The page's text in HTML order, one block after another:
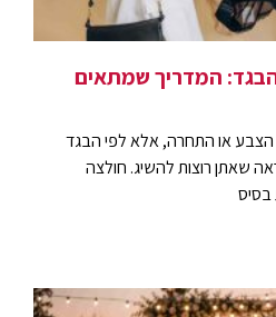
הבגד: המדריך שמתאים
הצבע או התחרה, אלא לפי הבגד
שאתן רוצות להשיג. חולצה